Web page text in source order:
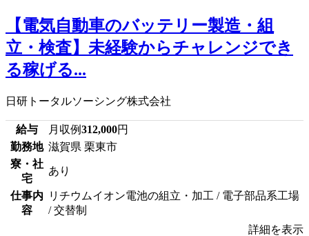
【電気自動車のバッテリー製造・組
立・検査】未経験からチャレンジでき
る稼げる...
日研トータルソーシング株式会社
給与 月収例312,000円
勤務地 滋賀県 栗東市
寮・社
宅
あり
仕事内
容
リチウムイオン電池の組立・加工 / 電子部品系工場
/ 交替制
詳細を表示